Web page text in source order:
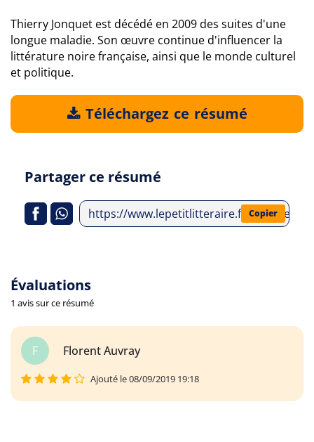
Thierry Jonquet est décédé en 2009 des suites d'une
longue maladie. Son œuvre continue d'influencer la
littérature noire française, ainsi que le monde culturel
et politique.
Téléchargez ce résumé
Partager ce résumé
https://www.lepetitlitteraire.fr/analyses-
Copier
Évaluations
1 avis sur ce résumé
F Florent Auvray
Ajouté le 08/09/2019 19:18